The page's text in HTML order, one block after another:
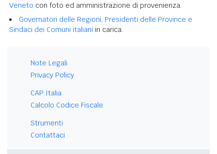
Veneto con foto ed amministrazione di provenienza.
Governatori delle Regioni, Presidenti delle Province e
Sindaci dei Comuni italiani in carica.
Note Legali
Privacy Policy
CAP Italia
Calcolo Codice Fiscale
Strumenti
Contattaci